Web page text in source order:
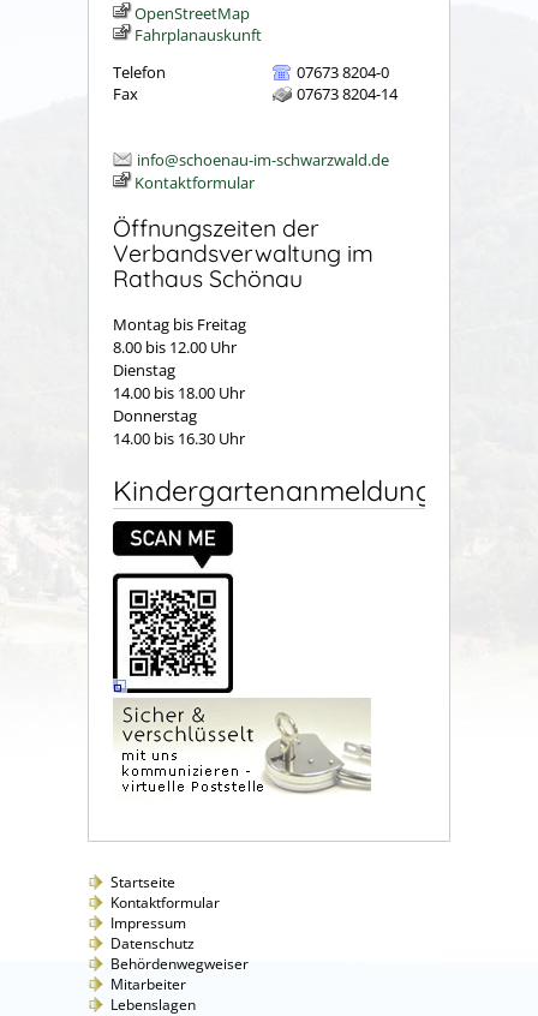
OpenStreetMap
Fahrplanauskunft
Telefon
07673 8204-0
Fax
07673 8204-14
info@schoenau-im-schwarzwald.de
Kontaktformular
Öffnungszeiten der
Verbandsverwaltung im
Rathaus Schönau
Montag bis Freitag
8.00 bis 12.00 Uhr
Dienstag
14.00 bis 18.00 Uhr
Donnerstag
14.00 bis 16.30 Uhr
Kindergartenanmeldung
Startseite
Kontaktformular
Impressum
Datenschutz
Behördenwegweiser
Mitarbeiter
Lebenslagen